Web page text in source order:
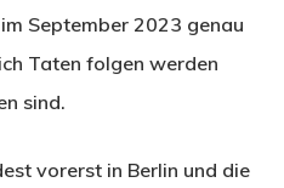
September 2023 genau
Taten folgen werden
sind.
vorerst in Berlin und die